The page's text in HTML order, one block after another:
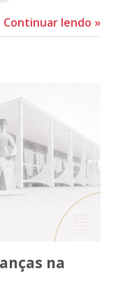
Continuar lendo »
na